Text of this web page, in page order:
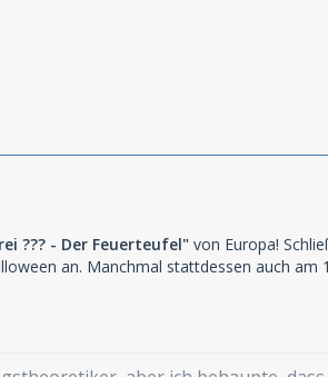
??? - Der Feuerteufel" von Europa!
an. Manchmal stattdessen auch